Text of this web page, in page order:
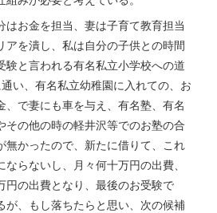
はお金を担当、妻は子育て教育担当
アを潰し、私は自分の子供との時間
験と言われる有名私立小学校への道
い、有名私立幼稚園に入れての、お
、で妻にも車を与え、有名塾、有名
その他の時の軽井沢等でのお塾の合
無かったので、新たに借りて、これ
らないし、月々何十万円の出費、
円の出費となり、最後のお受験で
が、もし落ちたらと思い、次の候補